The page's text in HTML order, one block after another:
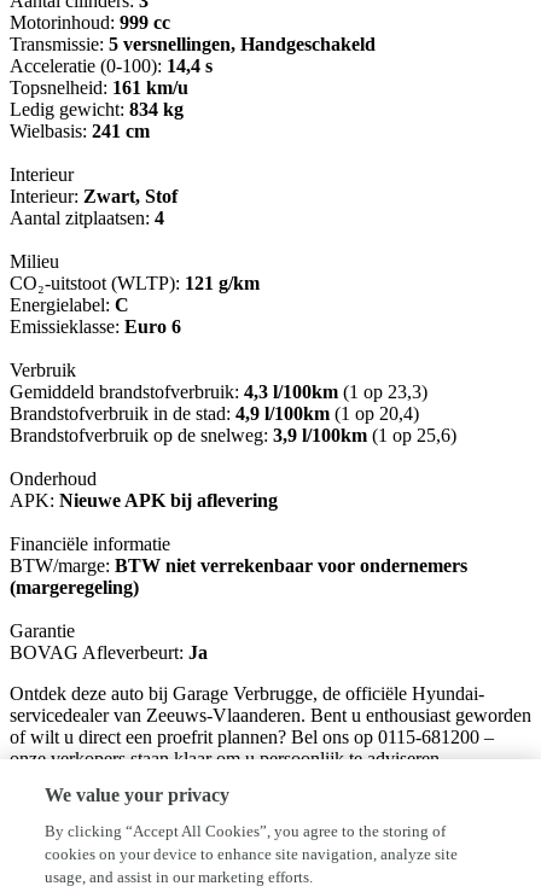
Motorinhoud: 999 cc
Transmissie: 5 versnellingen, Handgeschakeld
Acceleratie (0-100): 14,4 s
Topsnelheid: 161 km/u
Ledig gewicht: 834 kg
Wielbasis: 241 cm
Interieur
Interieur: Zwart, Stof
Aantal zitplaatsen: 4
Milieu
CO₂-uitstoot (WLTP): 121 g/km
Energielabel: C
Emissieklasse: Euro 6
Verbruik
Gemiddeld brandstofverbruik: 4,3 l/100km (1 op 23,3)
Brandstofverbruik in de stad: 4,9 l/100km (1 op 20,4)
Brandstofverbruik op de snelweg: 3,9 l/100km (1 op 25,6)
Onderhoud
APK: Nieuwe APK bij aflevering
Financiële informatie
BTW/marge: BTW niet verrekenbaar voor ondernemers
(margeregeling)
Garantie
BOVAG Afleverbeurt: Ja
Ontdek deze auto bij Garage Verbrugge, de officiële Hyundai-
servicedealer van Zeeuws-Vlaanderen. Bent u enthousiast geworden
of wilt u direct een proefrit plannen? Bel ons op 0115-681200 –
onze verkopers staan klaar om u persoonlijk te adviseren.
Verkoopadviseur: Sander van Maren 06-12964856
Verkoopadviseur: Dimitri Dagevos 06-12530392
Bij ons kiest u voor zorgeloos rijden en transparante communicatie.
We value your privacy
By clicking “Accept All Cookies”, you agree to the storing of
cookies on your device to enhance site navigation, analyze site
usage, and assist in our marketing efforts.